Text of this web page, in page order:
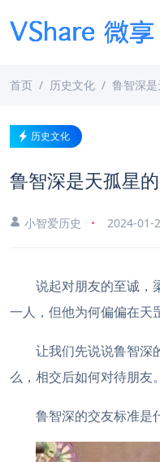
首页 历史文化 鲁智深
历史文化
鲁智深是天孤星
小智爱历史 2024-01-
说起对朋友的至诚，
一人，但他为何偏偏在天
让我们先说说鲁智深
么，相交后如何对待朋友。
鲁智深的交友标准是